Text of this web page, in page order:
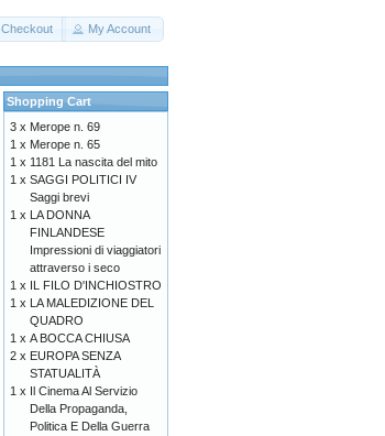
Checkout My Account
Shopping Cart
3 x Merope n. 69
1 x Merope n. 65
1 x 1181 La nascita del mito
1 x SAGGI POLITICI IV
Saggi brevi
1 x LA DONNA
FINLANDESE
Impressioni di viaggiatori
attraverso i seco
1 x IL FILO D'INCHIOSTRO
1 x LA MALEDIZIONE DEL
QUADRO
1 x A BOCCA CHIUSA
2 x EUROPA SENZA
STATUALITÀ
1 x Il Cinema Al Servizio
Della Propaganda,
Politica E Della Guerra